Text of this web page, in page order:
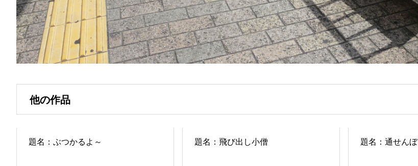
他の作品
題名：ぶつかるよ～ 題名：飛び出し小僧 題名：通せんぼ